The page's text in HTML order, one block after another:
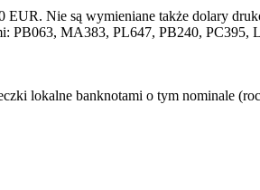
Nie są wymieniane także dolary
PB063, MA383, PL647, PB240,
lokalne banknotami o tym nominale